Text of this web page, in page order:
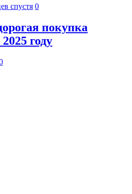
спустя 0
покупка
году